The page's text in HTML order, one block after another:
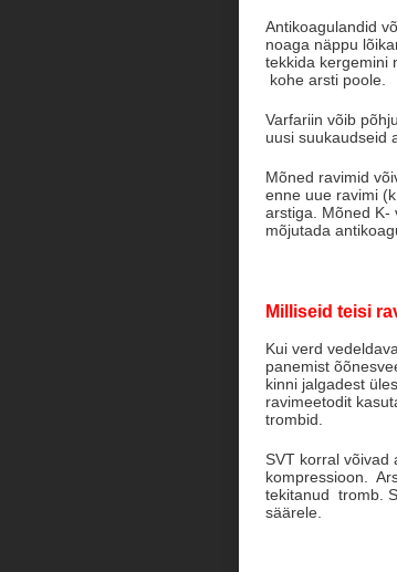
Antikoagulandid
noaga näppu
tekkida kergemini
kohe arsti poole.
Varfariin võib
uusi suukaudseid
Mõned ravimid
enne uue ravimi
arstiga. Mõned K-
mõjutada
Milliseid teisi
Kui verd
panemist
kinni jalgadest
ravimeetodit
trombid.
SVT korral võivad
kompressioon.
tekitanud tromb.
säärele.